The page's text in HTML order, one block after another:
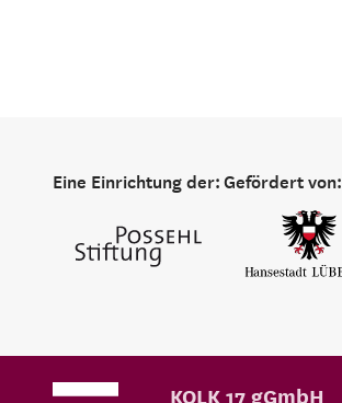
Eine Einrichtung der:Gefördert von:
KOLK 17 gGmbH